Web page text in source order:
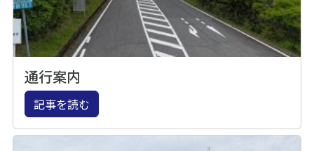
通行案内
記事を読む